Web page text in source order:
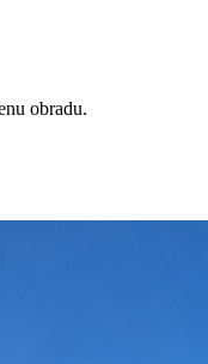
obradu.